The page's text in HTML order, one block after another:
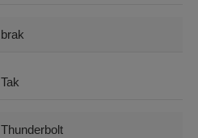
brak
Tak
Thunderbolt